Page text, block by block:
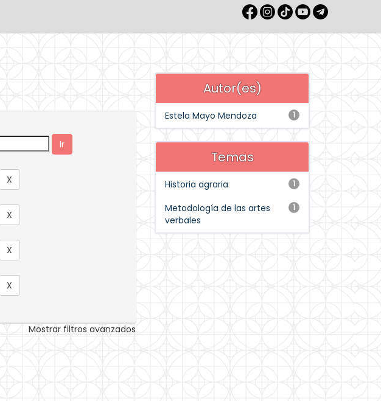
Mostrar filtros avanzados
Autor(es)
1
Estela Mayo Mendoza
Temas
1
Historia agraria
1
Metodología de las artes
verbales